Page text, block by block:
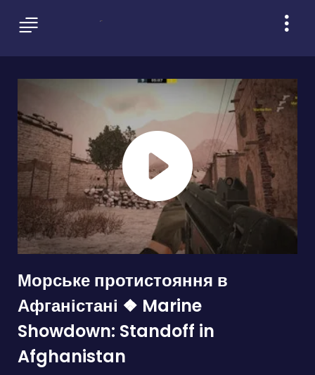
Морське протистояння в
Афганістані ❖ Marine
Showdown: Standoff in
Afghanistan